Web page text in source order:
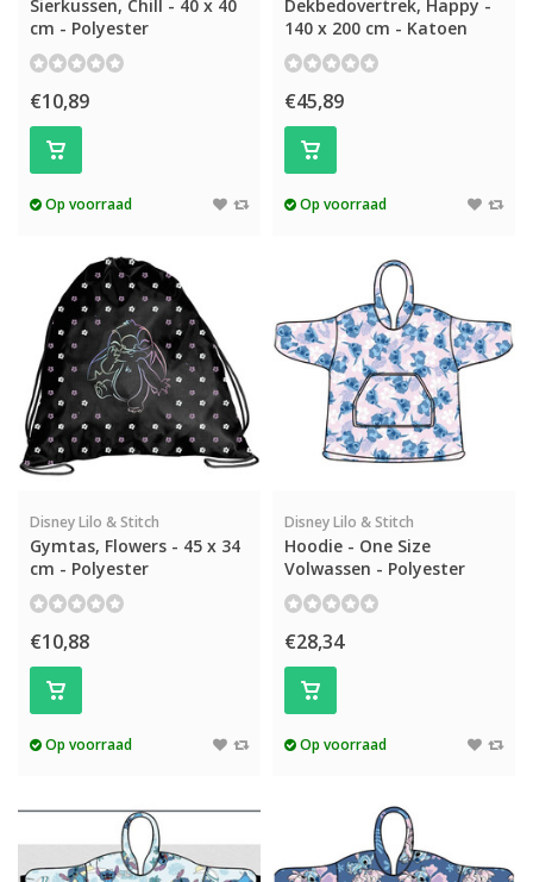
Sierkussen, Chill - 40 x 40
cm - Polyester
€10,89
Op voorraad
Dekbedovertrek, Happy -
140 x 200 cm - Katoen
€45,89
Op voorraad
Disney Lilo & Stitch
Gymtas, Flowers - 45 x 34
cm - Polyester
€10,88
Op voorraad
Disney Lilo & Stitch
Hoodie - One Size
Volwassen - Polyester
€28,34
Op voorraad